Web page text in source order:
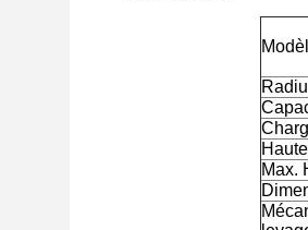
Max.